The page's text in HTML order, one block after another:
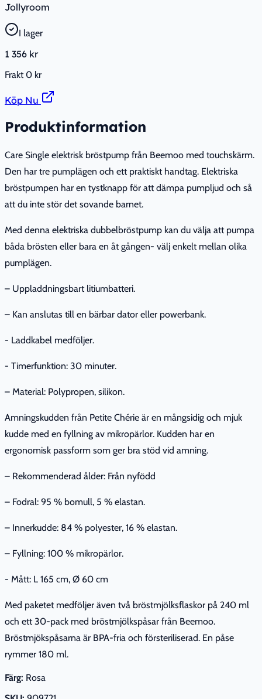
Jollyroom
I lager
1 356 kr
Frakt0 kr
Köp Nu
Produktinformation
Care Single elektrisk bröstpump från Beemoo med touchskärm.
Den har tre pumplägen och ett praktiskt handtag. Elektriska
bröstpumpen har en tystknapp för att dämpa pumpljud och så
att du inte stör det sovande barnet.
Med denna elektriska dubbelbröstpump kan du välja att pumpa
båda brösten eller bara en åt gången- välj enkelt mellan olika
pumplägen.
– Uppladdningsbart litiumbatteri.
– Kan anslutas till en bärbar dator eller powerbank.
- Laddkabel medföljer.
- Timerfunktion: 30 minuter.
– Material: Polypropen, silikon.
Amningskudden från Petite Chérie är en mångsidig och mjuk
kudde med en fyllning av mikropärlor. Kudden har en
ergonomisk passform som ger bra stöd vid amning.
– Rekommenderad ålder: Från nyfödd
– Fodral: 95 % bomull, 5 % elastan.
– Innerkudde: 84 % polyester, 16 % elastan.
– Fyllning: 100 % mikropärlor.
- Mått: L 165 cm, Ø 60 cm
Med paketet medföljer även två bröstmjölksflaskor på 240 ml
och ett 30-pack med bröstmjölkspåsar från Beemoo.
Bröstmjökspåsarna är BPA-fria och försteriliserad. En påse
rymmer 180 ml.
Färg: Rosa